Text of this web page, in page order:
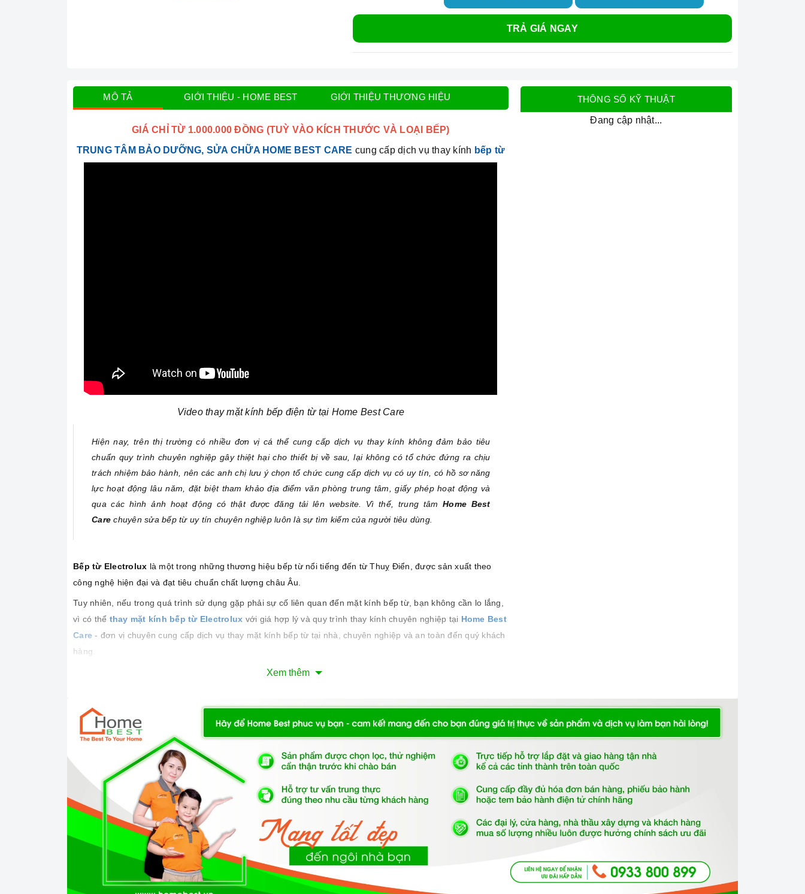
TRẢ GIÁ NGAY
MÔ TẢ GIỚI THIỆU - HOME BEST GIỚI THIỆU THƯƠNG HIỆU
GIÁ CHỈ TỪ 1.000.000 ĐỒNG (TUỲ VÀO KÍCH THƯỚC VÀ LOẠI BẾP)
TRUNG TÂM BẢO DƯỠNG, SỬA CHỮA HOME BEST CARE cung cấp dịch vụ thay kính bếp từ
Video thay mặt kính bếp điện từ tại Home Best Care
Hiện nay, trên thị trường có nhiều đơn vị cá thể cung cấp dịch vụ thay kính không đảm bảo tiêu
chuẩn quy trình chuyên nghiệp gây thiệt hại cho thiết bị về sau, lại không có tổ chức đứng ra chịu
trách nhiệm bảo hành, nên các anh chị lưu ý chọn tổ chức cung cấp dịch vụ có uy tín, có hồ sơ năng
lực hoạt động lâu năm, đặt biệt tham khảo địa điểm văn phòng trung tâm, giấy phép hoạt động và
qua các hình ảnh hoạt động có thật được đăng tải lên website. Vì thế, trung tâmHome Best
Care chuyên sửa bếp từ uy tín chuyên nghiệp luôn là sự tìm kiếm của người tiêu dùng.
Bếp từ Electrolux là một trong những thương hiệu bếp từ nổi tiếng đến từ Thuỵ Điển, được sản xuất theo
công nghệ hiện đại và đạt tiêu chuẩn chất lượng châu Âu.
Tuy nhiên, nếu trong quá trình sử dụng gặp phải sự cố liên quan đến mặt kính bếp từ, bạn không cần lo lắng,
vì có thể thay mặt kính bếp từ Electrolux với giá hợp lý và quy trình thay kính chuyên nghiệp tại Home Best
Care - đơn vị chuyên cung cấp dịch vụ thay mặt kính bếp từ tại nhà, chuyên nghiệp và an toàn đến quý khách
hàng.
Xem thêm
THÔNG SỐ KỸ THUẬT
Đang cập nhật...